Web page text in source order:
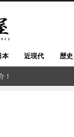
本 近現代 歴
！